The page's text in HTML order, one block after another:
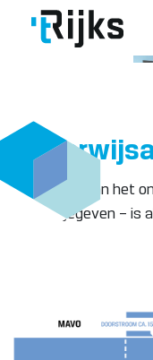
De indeling van het
is weergegeven – is